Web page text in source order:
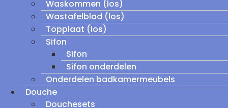
Waskommen (los)
Wastafelblad (los)
Topplaat (los)
Sifon
Sifon
Sifon onderdelen
Onderdelen badkamermeubels
Douche
Douchesets